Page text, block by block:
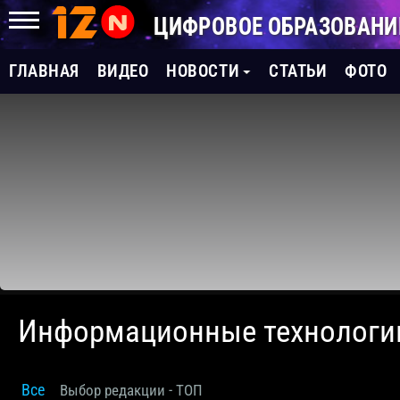
ЦИФРОВОЕ
ГЛАВНАЯ ВИДЕО НОВОСТИ СТАТЬИ ФОТО
Информационные
Все Выбор редакции - ТОП